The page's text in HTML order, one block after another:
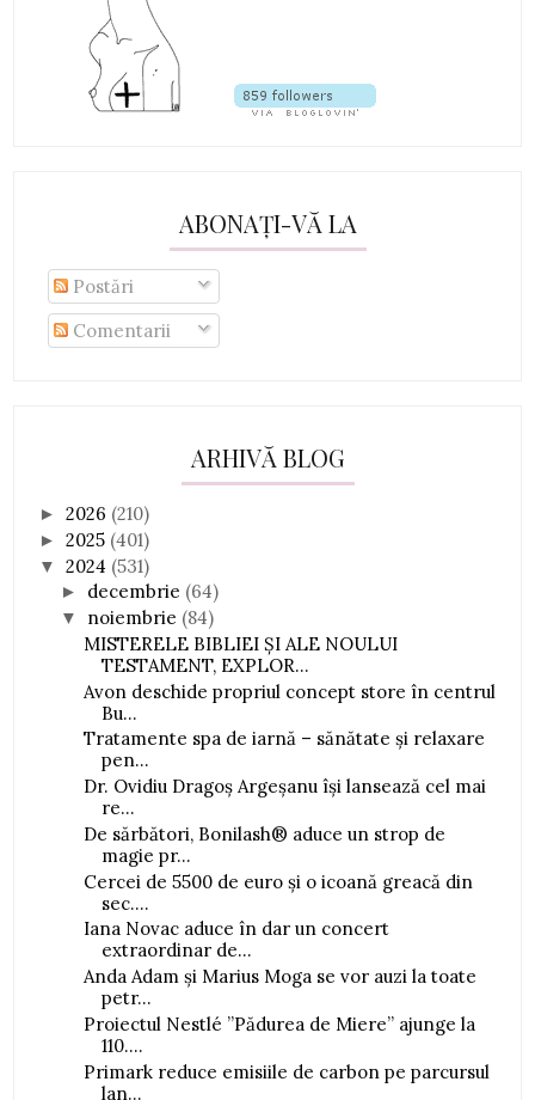
ABONAȚI-VĂ LA
Postări
Comentarii
ARHIVĂ BLOG
►2026 (210)
►2025 (401)
▼2024 (531)
► decembrie (64)
▼ noiembrie (84)
MISTERELE BIBLIEI ȘI ALE NOULUI
TESTAMENT, EXPLOR...
Avon deschide propriul concept store în centrul
Bu...
Tratamente spa de iarnă – sănătate și relaxare
pen...
Dr. Ovidiu Dragoș Argeșanu își lansează cel mai
re...
De sărbători, Bonilash® aduce un strop de
magie pr...
Cercei de 5500 de euro și o icoană greacă din
sec....
Iana Novac aduce în dar un concert
extraordinar de...
Anda Adam și Marius Moga se vor auzi la toate
petr...
Proiectul Nestlé ”Pădurea de Miere” ajunge la
110....
Primark reduce emisiile de carbon pe parcursul
lan...